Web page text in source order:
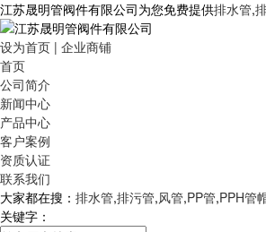
江苏晟明管阀件有限公司为您免费提供排水管,
设为首页 | 企业商铺
首页
公司简介
新闻中心
产品中心
客户案例
资质认证
联系我们
大家都在搜： 排水管,排污管,风管,PP管,PPH管
关键字：